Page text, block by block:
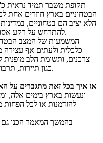
תקופת משבר תמיד נראית
הבטחוניים בארץ חוזרים אחת
הלא יציב הם בטחוניים,
להתרחש על רקע אסונות טבע, שינויים פוליטיים מהירים ועוד.
המשמעות של המצב
כלכלית ולעתים אף
צרכנים, ותשומת הלב מופנית
כגון תיירות, תרבות ופנאי, עלולים להגיע לעצירה מוחלטת.
אז איך בכל זאת מתגברים על
ונעשות בארץ בימים אלה,
להזדמנות או לכל
בהמשך המאמר הכנו גם